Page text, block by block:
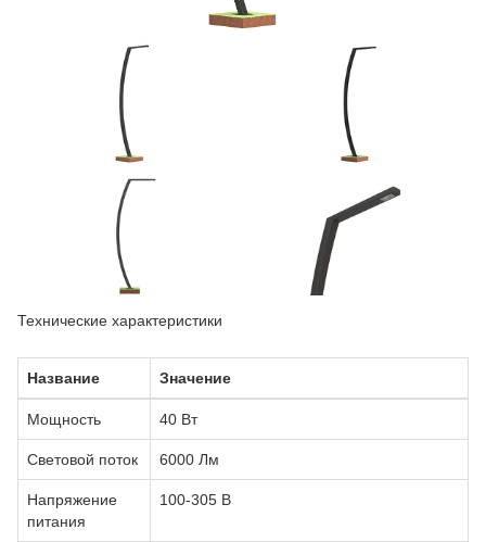
Технические характеристики
Название Значение
Мощность 40 Вт
Световой поток 6000 Лм
Напряжение
питания
100-305 В